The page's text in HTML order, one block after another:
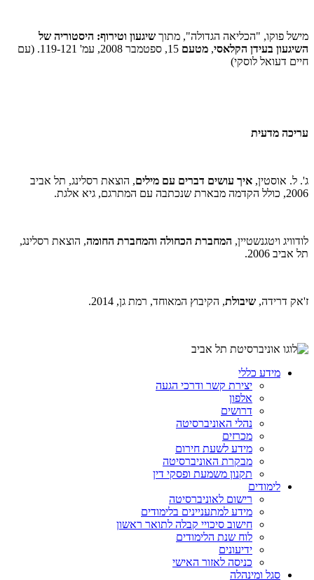
מישל פוקו, "הכליאה הגדולה", מתוך שיגעון וטירוף: היסטוריה של
השיגעון בעידן הקלאסי, מטעם
15, ספטמבר 2008, עמ' 119-121. (עם
חיים דעואל לוסקי)
עריכה מדעית
ג'. ל. אוסטין, איך עושים דברים עם מילים, הוצאת רסלינג, תל אביב
2006, כולל הקדמה מבארת שנכתבה עם המתרגם, גיא אלגת.
לודוויג ויטגנשטיין, המחברת הכחולה והמחברת החומה, הוצאת רסלינג,
תל אביב 2006.
ז'אק דרידה, שיבולת, הקיבוץ המאוחד, רמת גן, 2014.
מידע כללי
יצירת קשר ודרכי הגעה
אלפון
דרושים
נהלי האוניברסיטה
מכרזים
מידע לשעת חירום
מבקרת האוניברסיטה
תקנון משמעת ופסקי דין
לימודים
רישום לאוניברסיטה
מידע למתעניינים בלימודים
חישוב סיכויי קבלה לתואר ראשון
לוח שנת הלימודים
ידיעונים
כניסה לאזור האישי
סגל ומינהלה